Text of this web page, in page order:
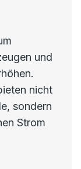
und
nicht
sondern
Strom